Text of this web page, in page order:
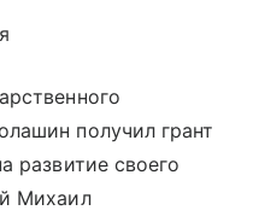
получил грант
развитие своего
Михаил